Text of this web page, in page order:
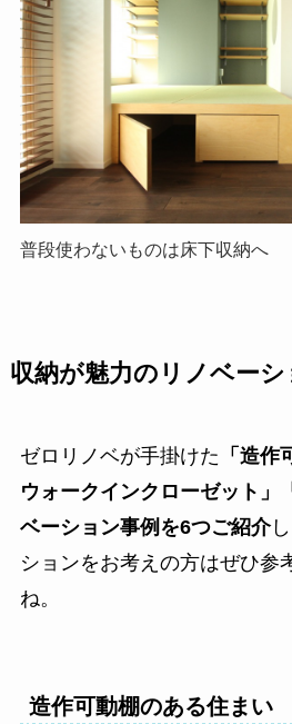
普段使わないものは床下収納へ
収納が魅力のリノベー
ゼロリノベが手掛けた 「 造作
ウォークインクローゼット 」「
ベーション事例を6つご紹介
ションをお考えの方はぜひ参
ね。
造作可動棚のある住まい